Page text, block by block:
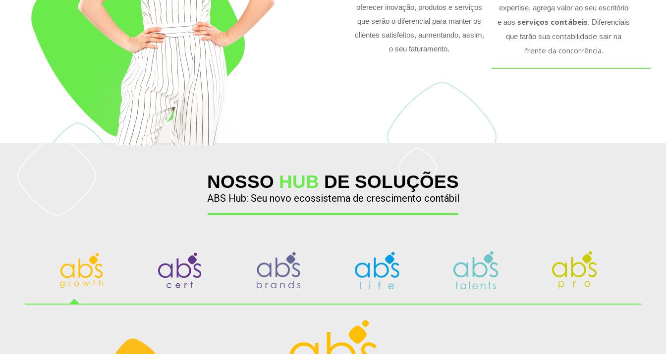
oferecer inovação, produtos e serviços
que serão o diferencial para manter os
clientes satisfeitos, aumentando, assim,
o seu faturamento.
expertise, agrega valor ao seu escritório
e aos serviços contábeis. Diferenciais
que farão suacontabilidade sair na
frente da concorrência.
NOSSO HUB DE SOLUÇÕES
ABS Hub: Seu novo ecossistema de crescimento contábil